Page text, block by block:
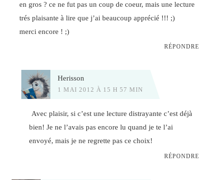
en gros ? ce ne fut pas un coup de coeur, mais une lecture
trés plaisante à lire que j’ai beaucoup apprécié !!! ;)
merci encore ! ;)
RÉPONDRE
Herisson
1 MAI 2012 À 15 H 57 MIN
Avec plaisir, si c’est une lecture distrayante c’est déjà
bien! Je ne l’avais pas encore lu quand je te l’ai
envoyé, mais je ne regrette pas ce choix!
RÉPONDRE